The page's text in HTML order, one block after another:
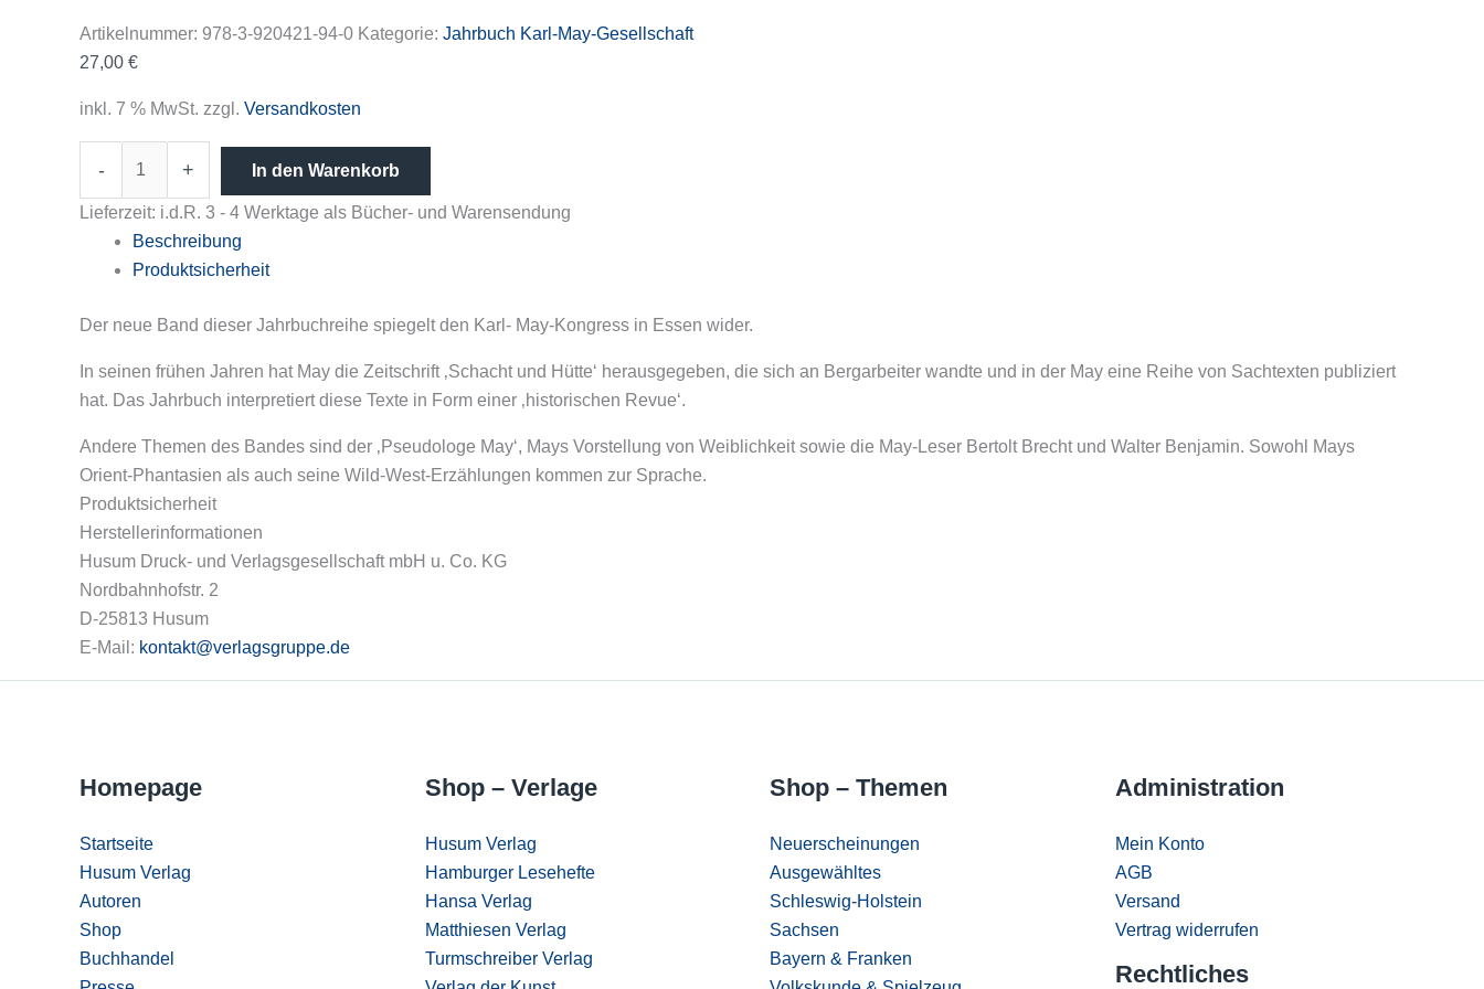
Artikelnummer: 978-3-920421-94-0 Kategorie: Jahrbuch Karl-May-Gesellschaft
27,00 €
inkl. 7 % MwSt. zzgl. Versandkosten
- + In den Warenkorb
Lieferzeit: i.d.R. 3 - 4 Werktage als Bücher- und Warensendung
Beschreibung
Produktsicherheit
Der neue Band dieser Jahrbuchreihe spiegelt den Karl- May-Kongress in Essen wider.
In seinen frühen Jahren hat May die Zeitschrift ‚Schacht und Hütte‘ herausgegeben, die sich an Bergarbeiter wandte und in der May eine Reihe von Sachtexten publiziert
hat. Das Jahrbuch interpretiert diese Texte in Form einer ‚historischen Revue‘.
Andere Themen des Bandes sind der ‚Pseudologe May‘, Mays Vorstellung von Weiblichkeit sowie die May-Leser Bertolt Brecht und Walter Benjamin. Sowohl Mays
Orient-Phantasien als auch seine Wild-West-Erzählungen kommen zur Sprache.
Produktsicherheit
Herstellerinformationen
Husum Druck- und Verlagsgesellschaft mbH u. Co. KG
Nordbahnhofstr. 2
D-25813 Husum
E-Mail: kontakt@verlagsgruppe.de
Homepage
Startseite
Husum Verlag
Autoren
Shop
Buchhandel
Shop – Verlage
Husum Verlag
Hamburger Lesehefte
Hansa Verlag
Matthiesen Verlag
Turmschreiber Verlag
Shop – Themen
Neuerscheinungen
Ausgewähltes
Schleswig-Holstein
Sachsen
Bayern & Franken
Administration
Mein Konto
AGB
Versand
Vertrag widerrufen
Rechtliches